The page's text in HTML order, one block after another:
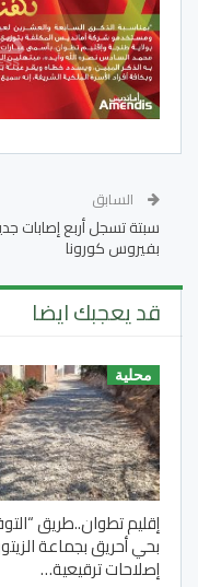
السابق
سبتة تسجل أربع إصابات
بفيروس كورونا
قد يعجبك ايضا
محلية
إقليم تطوان..طريق
بحي أحريق بجماعة
إصلاحات ترقيعية…